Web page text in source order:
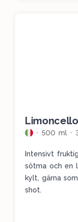
500 ml
Intensivt
sötma och en
kylt, gärna
shot.